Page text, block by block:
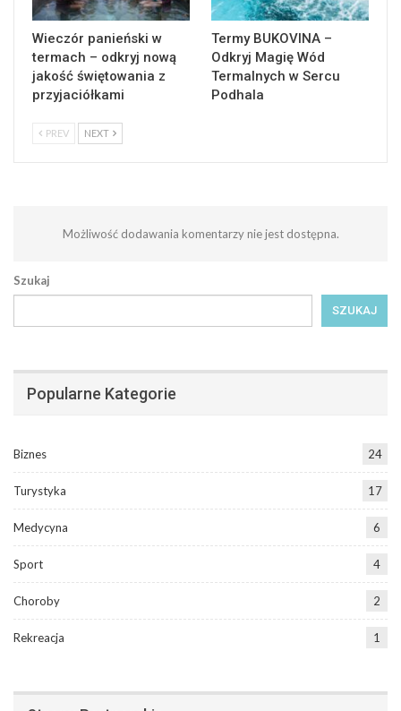
Wieczór panieński w
termach – odkryj nową
jakość świętowania z
przyjaciółkami
Termy BUKOVINA –
Odkryj Magię Wód
Termalnych w Sercu
Podhala
PREV NEXT
Możliwość dodawania komentarzy nie jest dostępna.
Szukaj
SZUKAJ
Popularne Kategorie
Biznes 24
Turystyka 17
Medycyna 6
Sport 4
Choroby 2
Rekreacja 1